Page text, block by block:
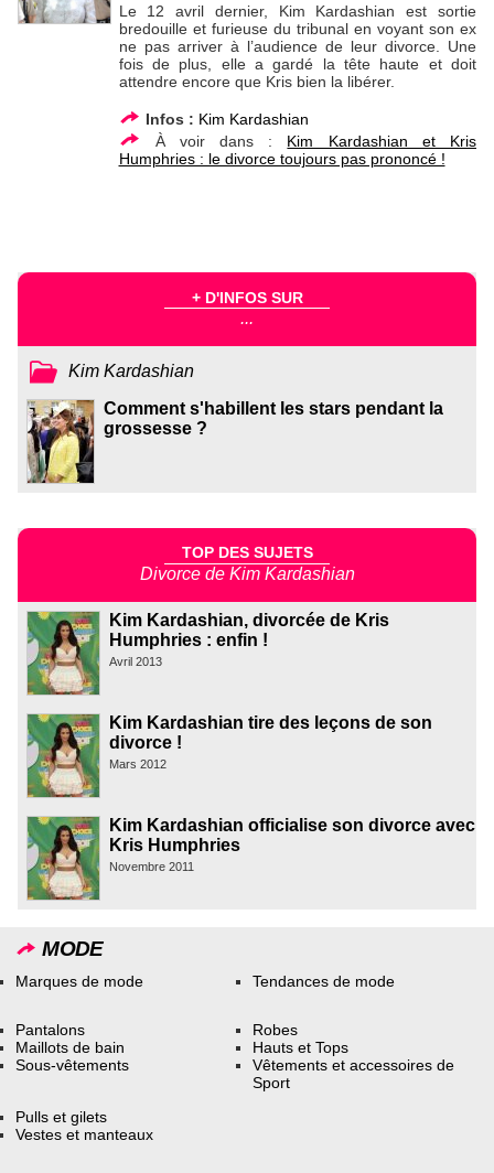
Le 12 avril dernier, Kim Kardashian est sortie
bredouille et furieuse du tribunal en voyant son ex
ne pas arriver à l’audience de leur divorce. Une
fois de plus, elle a gardé la tête haute et doit
attendre encore que Kris bien la libérer.
Infos : Kim Kardashian
À voir dans : Kim Kardashian et Kris
Humphries : le divorce toujours pas prononcé !
+ D'INFOS SUR
...
Kim Kardashian
Comment s'habillent les stars pendant la
grossesse ?
TOP DES SUJETS
Divorce de Kim Kardashian
Kim Kardashian, divorcée de Kris
Humphries : enfin !
Avril 2013
Kim Kardashian tire des leçons de son
divorce !
Mars 2012
Kim Kardashian officialise son divorce avec
Kris Humphries
Novembre 2011
MODE
Marques de mode Tendances de mode
Pantalons
Maillots de bain
Sous-vêtements
Robes
Hauts et Tops
Vêtements et accessoires de
Sport
Pulls et gilets
Vestes et manteaux